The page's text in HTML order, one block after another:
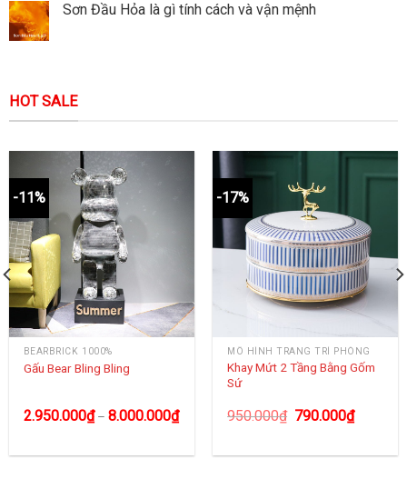
Sơn Đầu Hỏa là gì tính cách và vận mệnh
HOT SALE
-11%
BEARBRICK 1000%
Gấu Bear Bling Bling
2.950.000₫– 8.000.000₫
-17%
MÔ HÌNH TRANG TRÍ PHÒNG
Khay Mứt 2 Tầng Bằng Gốm
Sứ
950.000₫ 790.000₫